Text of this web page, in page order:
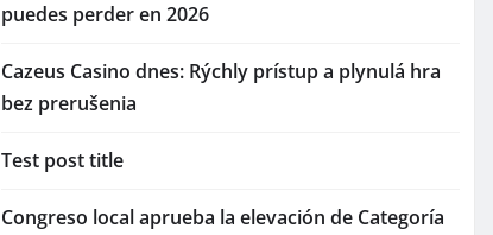
puedes perder en 2026
Cazeus Casino dnes: Rýchly prístup a plynulá hra
bez prerušenia
Test post title
Congreso local aprueba la elevación de Categoría